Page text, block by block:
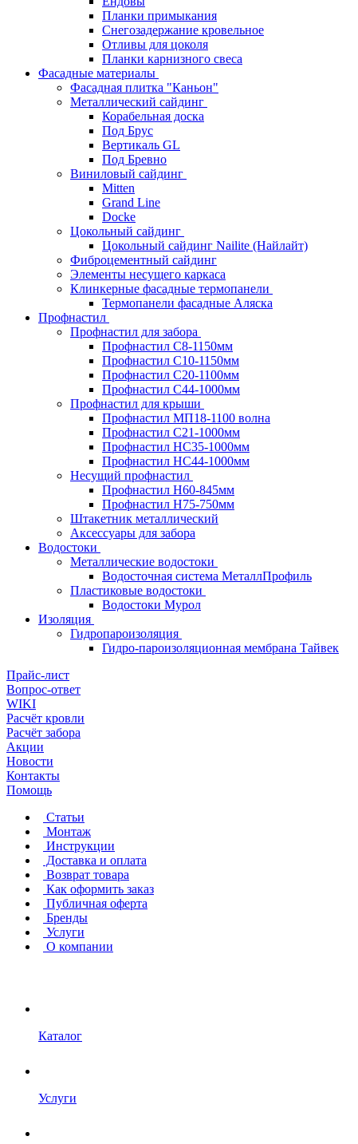
Планки примыкания
Снегозадержание кровельное
Отливы для цоколя
Планки карнизного свеса
Фасадные материалы
Фасадная плитка "Каньон"
Металлический сайдинг
Корабельная доска
Под Брус
Вертикаль GL
Под Бревно
Виниловый сайдинг
Mitten
Grand Line
Docke
Цокольный сайдинг
Цокольный сайдинг Nailite (Найлайт)
Фиброцементный сайдинг
Элементы несущего каркаса
Клинкерные фасадные термопанели
Термопанели фасадные Аляска
Профнастил
Профнастил для забора
Профнастил С8-1150мм
Профнастил С10-1150мм
Профнастил С20-1100мм
Профнастил С44-1000мм
Профнастил для крыши
Профнастил МП18-1100 волна
Профнастил С21-1000мм
Профнастил HC35-1000мм
Профнастил НС44-1000мм
Несущий профнастил
Профнастил Н60-845мм
Профнастил H75-750мм
Штакетник металлический
Аксессуары для забора
Водостоки
Металлические водостоки
Водосточная система МеталлПрофиль
Пластиковые водостоки
Водостоки Мурол
Изоляция
Гидропароизоляция
Гидро-пароизоляционная мембрана Тайвек
Прайс-лист
Вопрос-ответ
WIKI
Расчёт кровли
Расчёт забора
Акции
Новости
Контакты
Помощь
Статьи
Монтаж
Инструкции
Доставка и оплата
Возврат товара
Как оформить заказ
Публичная оферта
Бренды
Услуги
О компании
Каталог
Услуги